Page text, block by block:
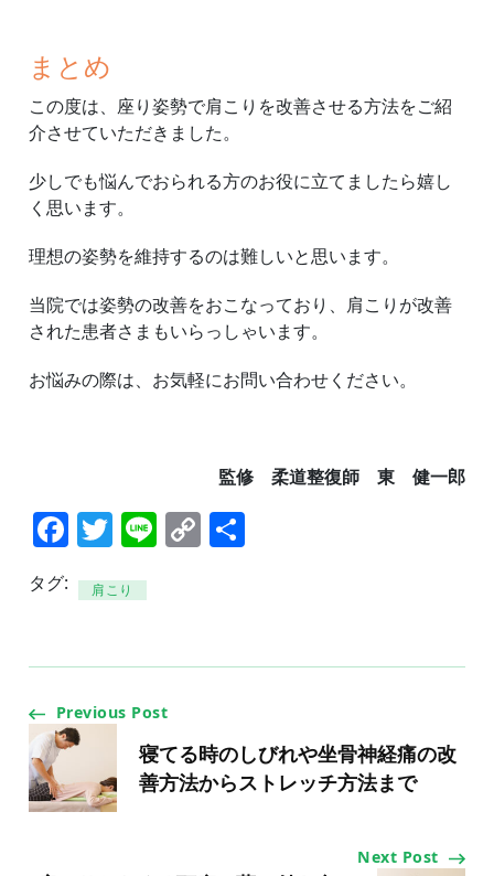
まとめ
この度は、座り姿勢で肩こりを改善させる方法をご紹
介させていただきました。
少しでも悩んでおられる方のお役に立てましたら嬉し
く思います。
理想の姿勢を維持するのは難しいと思います。
当院では姿勢の改善をおこなっており、肩こりが改善
された患者さまもいらっしゃいます。
お悩みの際は、お気軽にお問い合わせください。
監修 柔道整復師 東 健一郎
Facebook
Twitter
LineCopy
タグ: 肩こり
Post
Navigation
Previous Post
寝てる時のしびれや坐骨神経痛の改
善方法からストレッチ方法まで
Next Post